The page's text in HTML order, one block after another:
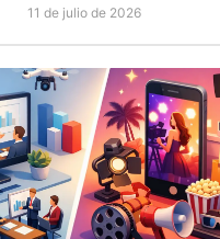
11 de julio de 2026